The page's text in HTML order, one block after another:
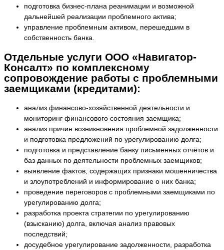
подготовка бизнес-плана реанимации и возможной
дальнейшей реализации проблемного актива;
управление проблемным активом, перешедшим в
собственность банка.
Отдельные услуги ООО «Навигатор-
Консалт» по комплексному
сопровождение работы с проблемными
заемщиками (кредитами):
анализ финансово-хозяйственной деятельности и
мониторинг финансового состояния заемщика;
анализ причин возникновения проблемной задолженности
и подготовка предложений по урегулированию долга;
подготовка и представление банку письменных отчётов и
баз данных по деятельности проблемных заемщиков;
выявление фактов, содержащих признаки мошенничества
и злоупотреблений и информирование о них банка;
проведение переговоров с проблемными заемщиками по
урегулированию долга;
разработка проекта стратегии по урегулированию
(взысканию) долга, включая анализ правовых
последствий;
досудебное урегулирование задолженности, разработка